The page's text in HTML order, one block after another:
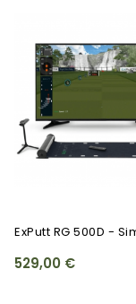
529,00 €